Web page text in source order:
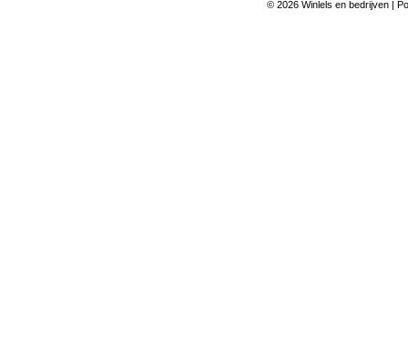
© 2026 Winlels en bedrijven |